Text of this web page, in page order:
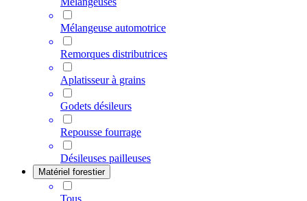
Mélangeuse automotrice
Remorques distributrices
Aplatisseur à grains
Godets désileurs
Repousse fourrage
Désileuses pailleuses
Matériel forestier
Tous